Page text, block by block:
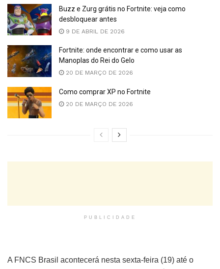
Buzz e Zurg grátis no Fortnite: veja como
desbloquear antes
9 DE ABRIL DE 2026
Fortnite: onde encontrar e como usar as
Manoplas do Rei do Gelo
20 DE MARÇO DE 2026
Como comprar XP no Fortnite
20 DE MARÇO DE 2026
PUBLICIDADE
A FNCS Brasil acontecerá nesta sexta-feira (19) até o